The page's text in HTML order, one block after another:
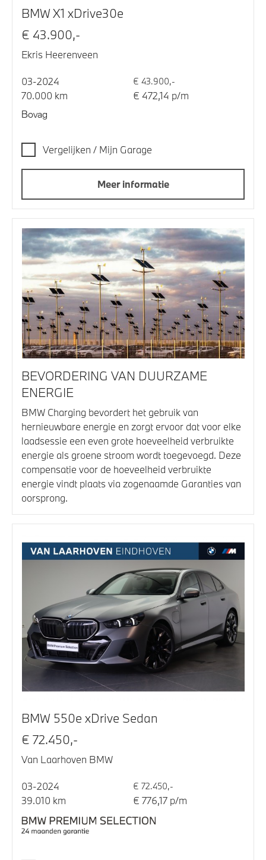
BMW X1 xDrive30e
€ 43.900,-
Ekris Heerenveen
03-2024 € 43.900,-
70.000 km € 472,14 p/m
Bovag
Vergelijken / Mijn Garage
Meer informatie
BEVORDERING VAN DUURZAME
ENERGIE
BMW Charging bevordert het gebruik van
hernieuwbare energie en zorgt ervoor dat voor elke
laadsessie een even grote hoeveelheid verbruikte
energie als groene stroom wordt toegevoegd. Deze
compensatie voor de hoeveelheid verbruikte
energie vindt plaats via zogenaamde Garanties van
oorsprong.
BMW 550e xDrive Sedan
€ 72.450,-
Van Laarhoven BMW
03-2024 € 72.450,-
39.010 km € 776,17 p/m